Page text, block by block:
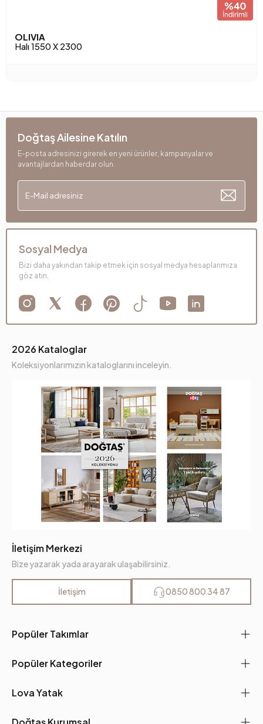
OLIVIA
Halı 1550 X 2300
Popüler Takımlar
Popüler Kategoriler
Lova Yatak
2026 Kataloglar
Koleksiyonlarımızın kataloglarını inceleyin.
İletişim Merkezi
Bize yazarak yada arayarak ulaşabilirsiniz.
İletişim 0850 800 34 87
Doğtaş Ailesine Katılın
E-posta adresinizi girerek en yeni ürünler, kampanyalar ve
avantajlardan haberdar olun.
Sosyal Medya
Bizi daha yakından takip etmek için sosyal medya hesaplarımıza
göz atın.